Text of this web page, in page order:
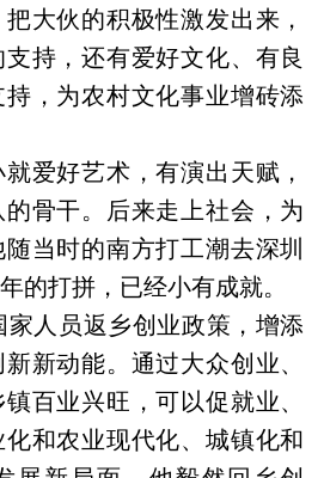
大伙的积极性激发出来，
持，还有爱好文化、有良
，为农村文化事业增砖添
爱好艺术，有演出天赋，
骨干。后来走上社会，为
当时的南方打工潮去深圳
的打拼，已经小有成就。
家人员返乡创业政策，增添
新动能。通过大众创业、
百业兴旺，可以促就业、
和农业现代化、城镇化和